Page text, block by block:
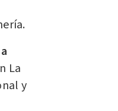
La
y